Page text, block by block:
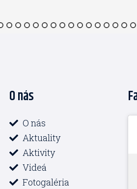
O nás
O nás
Aktuality
Aktivity
Videá
Fotogaléria